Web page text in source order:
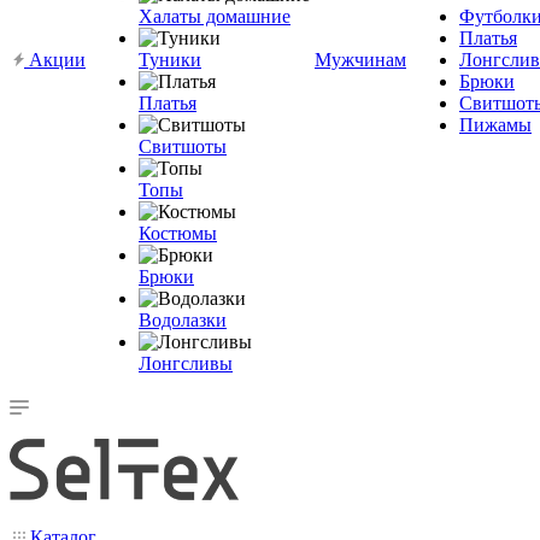
Акции
Халаты домашние
Туники
Платья
Свитшоты
Топы
Костюмы
Брюки
Водолазки
Лонгсливы
Мужчинам
Футболки
Платья
Брюки
Пижамы